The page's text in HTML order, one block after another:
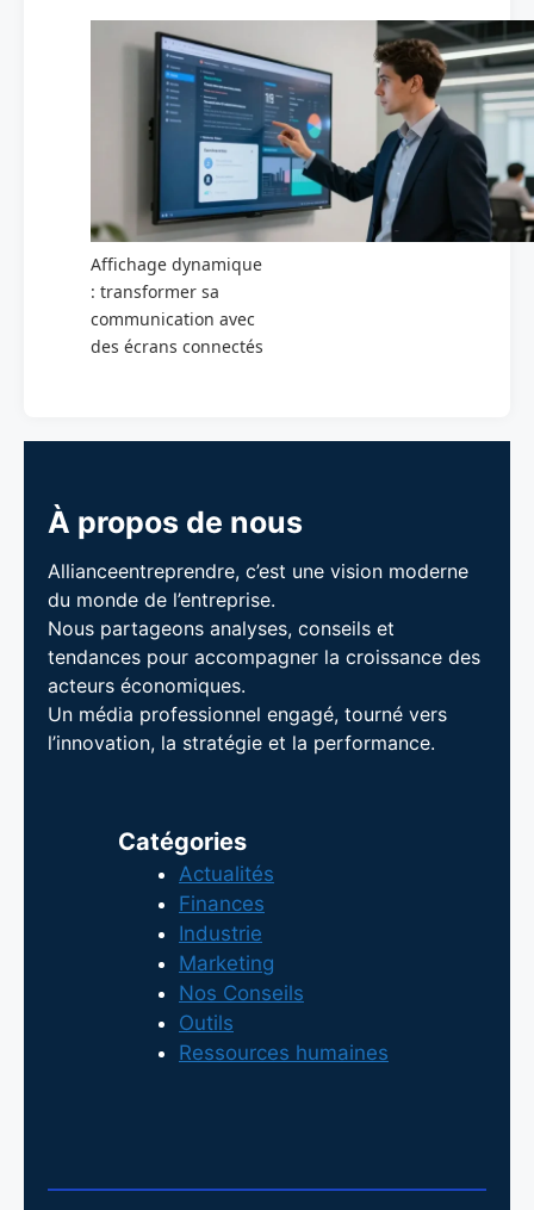
Affichage dynamique
: transformer sa
communication avec
des écrans connectés
À propos de nous
Allianceentreprendre, c’est une vision moderne
du monde de l’entreprise.
Nous partageons analyses, conseils et
tendances pour accompagner la croissance des
acteurs économiques.
Un média professionnel engagé, tourné vers
l’innovation, la stratégie et la performance.
Catégories
Actualités
Finances
Industrie
Marketing
Nos Conseils
Outils
Ressources humaines